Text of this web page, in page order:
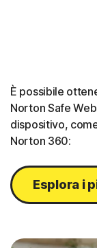
È possibile
Norton Safe
dispositivo,
Norton 360:
Esplora i